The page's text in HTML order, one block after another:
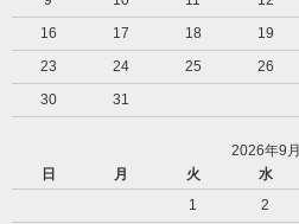
16
17 18 19
23
24 25 26
30
31
2026年9月
日
月 火 水
1
2